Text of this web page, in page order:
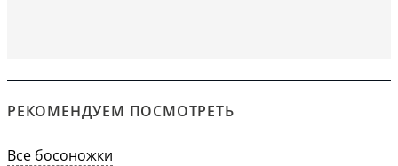
РЕКОМЕНДУЕМ ПОСМОТРЕТЬ
Все босоножки